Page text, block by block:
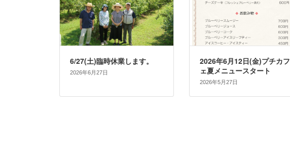
6/27(土)臨時休業します。
2026年6月27日
2026年6月12日(金)プチカフ
ェ夏メニュースタート
2026年5月27日